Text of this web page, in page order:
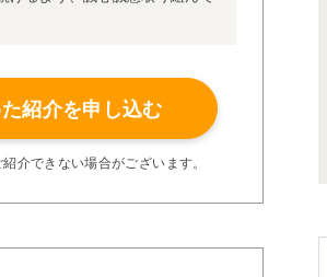
紹介を申し込む
介できない場合がございます。